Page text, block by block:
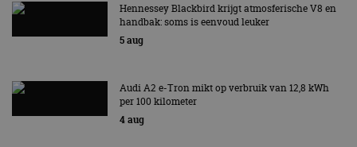
Hennessey Blackbird krijgt atmosferische V8 en
handbak: soms is eenvoud leuker
5 aug
Audi A2 e-Tron mikt op verbruik van 12,8 kWh
per 100 kilometer
4 aug